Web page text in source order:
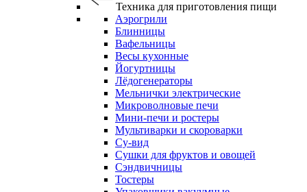
Техника для приготовления пищи
Аэрогрили
Блинницы
Вафельницы
Весы кухонные
Йогуртницы
Лёдогенераторы
Мельнички электрические
Микроволновые печи
Мини-печи и ростеры
Мультиварки и скороварки
Су-вид
Сушки для фруктов и овощей
Сэндвичницы
Тостеры